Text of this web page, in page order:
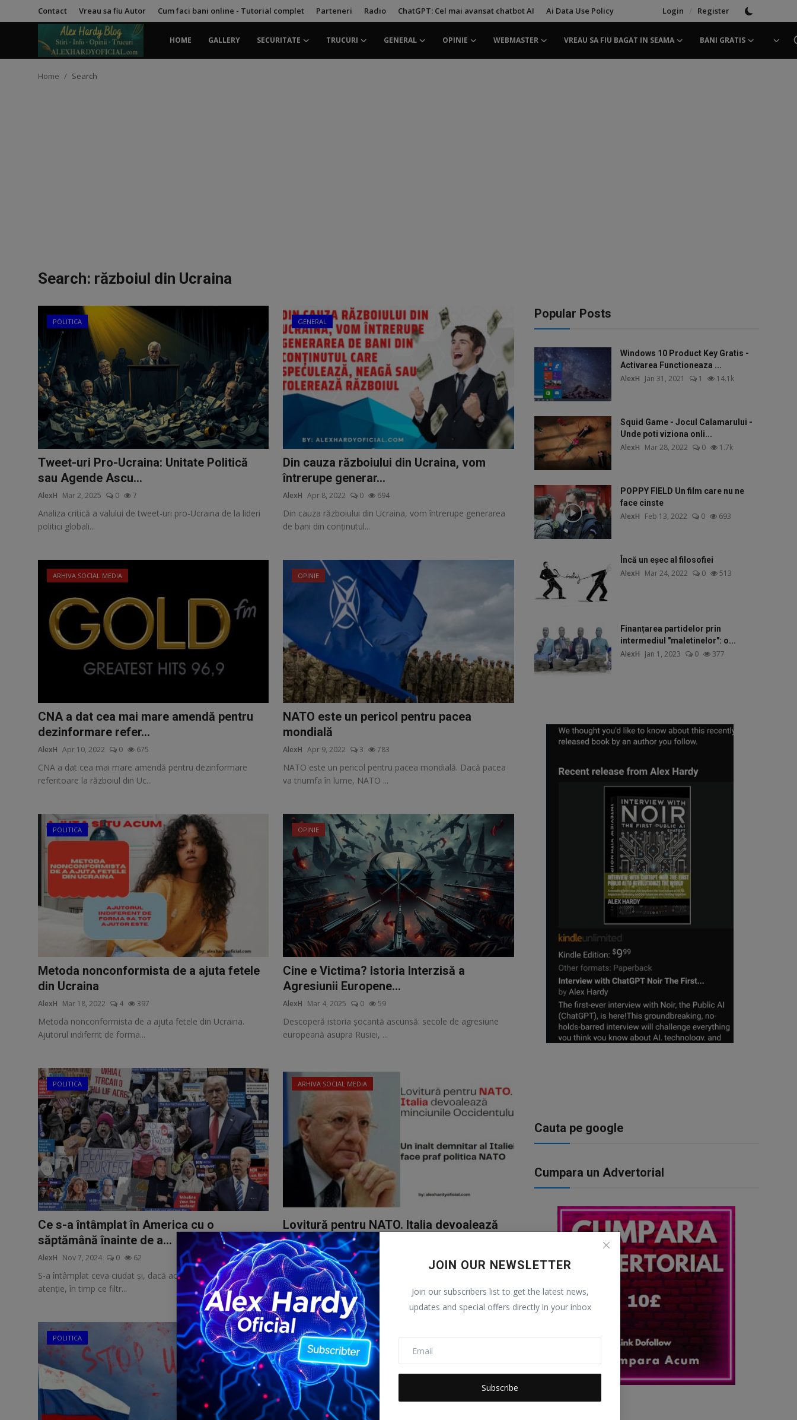
Contact Vreau sa fiu Autor Cum faci bani online - Tutorial complet Parteneri Radio ChatGPT: Cel mai avansat chatbot AI Ai Data Use Policy Login / Register
HOME GALLERY SECURITATE TRUCURI GENERAL OPINIE WEBMASTER VREAU SA FIU BAGAT IN SEAMA BANI GRATIS
Vreau sa fiu Autor
Cum faci bani online - Tutorial complet
Parteneri
Vreau sa fiu bagat in seama
Bani Gratis
ChatGPT: Cel mai avansat chatbot AI
Amintiri din Viitor
Muzica
Ai RoadMap
JOIN OUR NEWSLETTER
Join our subscribers list to get the latest news,
updates and special offers directly in your inbox
Subscribe
Home Search
Search: războiul din Ucraina
POLITICA
Tweet-uri Pro-Ucraina: Unitate Politică
sau Agende Ascu...
AlexH Mar 2, 2025 0 7
Analiza critică a valului de tweet-uri pro-Ucraina de la lideri
politici globali...
GENERAL
Din cauza războiului din Ucraina, vom
întrerupe generar...
AlexH Apr 8, 2022 0 694
Din cauza războiului din Ucraina, vom întrerupe generarea
de bani din conținutul...
ARHIVA SOCIAL MEDIA
CNA a dat cea mai mare amendă pentru
dezinformare refer...
AlexH Apr 10, 2022 0 675
CNA a dat cea mai mare amendă pentru dezinformare
referitoare la războiul din Uc...
OPINIE
NATO este un pericol pentru pacea
mondială
AlexH Apr 9, 2022 3 783
NATO este un pericol pentru pacea mondială. Dacă pacea
va triumfa în lume, NATO ...
POLITICA
Metoda nonconformista de a ajuta fetele
din Ucraina
AlexH Mar 18, 2022 4 397
Metoda nonconformista de a ajuta fetele din Ucraina.
Ajutorul indifernt de forma...
OPINIE
Cine e Victima? Istoria Interzisă a
Agresiunii Europene...
AlexH Mar 4, 2025 0 59
Descoperă istoria șocantă ascunsă: secole de agresiune
europeană asupra Rusiei, ...
POLITICA
Ce s-a întâmplat în America cu o
săptămână înainte de a...
AlexH Nov 7, 2024 0 62
S-a întâmplat ceva ciudat și, dacă acorzi măcar puțină
atenție, în timp ce filtr...
ARHIVA SOCIAL MEDIA
Lovitură pentru NATO. Italia devoalează
minciunile Occi...
AlexH Apr 9, 2022 0 306
Lovitură pentru NATO. Italia devoalează minciunile
Occidentului
POLITICA AI
Popular Posts
Windows 10 Product Key Gratis -
Activarea Functioneaza ...
AlexH Jan 31, 2021 1 14.1k
Squid Game - Jocul Calamarului -
Unde poti viziona onli...
AlexH Mar 28, 2022 0 1.7k
POPPY FIELD Un film care nu ne
face cinste
AlexH Feb 13, 2022 0 693
Încă un eșec al filosofiei
AlexH Mar 24, 2022 0 513
Finanțarea partidelor prin
intermediul "maletinelor": o...
AlexH Jan 1, 2023 0 377
Cauta pe google
Cumpara un Advertorial